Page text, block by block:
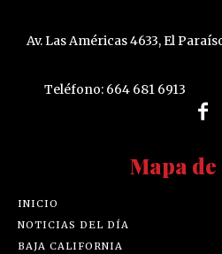
Av. Las Américas 4633, El
Teléfono: 664 681 6913
Mapa
INICIO
NOTICIAS DEL DÍA
BAJA CALIFORNIA